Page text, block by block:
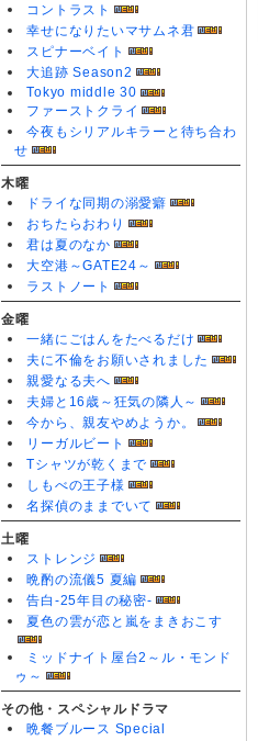
コントラスト
幸せになりたいマサムネ君
スピナーベイト
大追跡 Season2
Tokyo middle 30
ファーストクライ
今夜もシリアルキラーと待ち合わ
せ
木曜
ドライな同期の溺愛癖
おちたらおわり
君は夏のなか
大空港～GATE24～
ラストノート
金曜
一緒にごはんをたべるだけ
夫に不倫をお願いされました
親愛なる夫へ
夫婦と16歳～狂気の隣人～
今から、親友やめようか。
リーガルビート
Tシャツが乾くまで
しもべの王子様
名探偵のままでいて
土曜
ストレンジ
晩酌の流儀5 夏編
告白-25年目の秘密-
夏色の雲が恋と嵐をまきおこす
ミッドナイト屋台2～ル・モンド
ゥ～
その他・スペシャルドラマ
晩餐ブルース Special